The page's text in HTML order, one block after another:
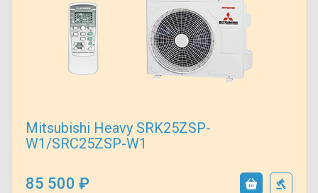
Mitsubishi Heavy SRK25ZSP-
W1/SRC25ZSP-W1
85 500